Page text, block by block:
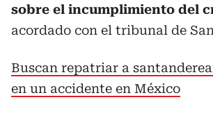
sobre el incumplimiento del
acordado con el tribunal de
Buscan repatriar a
en un accidente en México